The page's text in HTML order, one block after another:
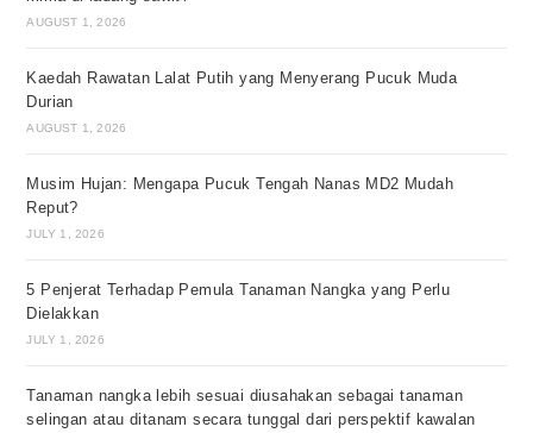
AUGUST 1, 2026
Kaedah Rawatan Lalat Putih yang Menyerang Pucuk Muda
Durian
AUGUST 1, 2026
Musim Hujan: Mengapa Pucuk Tengah Nanas MD2 Mudah
Reput?
JULY 1, 2026
5 Penjerat Terhadap Pemula Tanaman Nangka yang Perlu
Dielakkan
JULY 1, 2026
Tanaman nangka lebih sesuai diusahakan sebagai tanaman
selingan atau ditanam secara tunggal dari perspektif kawalan